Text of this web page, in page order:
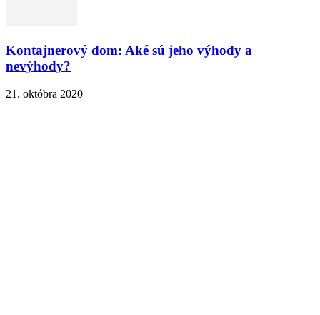
Kontajnerový dom: Aké sú jeho výhody a
nevýhody?
21. októbra 2020